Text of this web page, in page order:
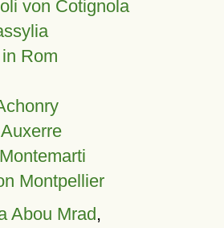
von Cotignola
Rom
Montpellier
Abou Mrad,